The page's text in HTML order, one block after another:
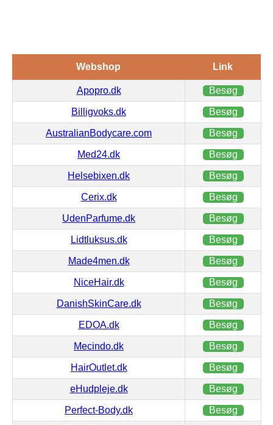
Webshop Link
Apopro.dk Besøg
Billigvoks.dk Besøg
AustralianBodycare.com Besøg
Med24.dk Besøg
Helsebixen.dk Besøg
Cerix.dk Besøg
UdenParfume.dk Besøg
Lidtluksus.dk Besøg
Made4men.dk Besøg
NiceHair.dk Besøg
DanishSkinCare.dk Besøg
EDOA.dk Besøg
Mecindo.dk Besøg
HairOutlet.dk Besøg
eHudpleje.dk Besøg
Perfect-Body.dk Besøg